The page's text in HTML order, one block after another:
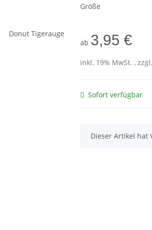
Größe
ab 3,95 €
inkl. 19% MwSt. , zzgl.
Sofort verfügbar
x
Dieser Artikel hat